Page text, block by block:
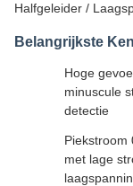
Halfgeleider /
Belangrijkste
Hoge
minuscule
detectie
Piekstroom
met lage